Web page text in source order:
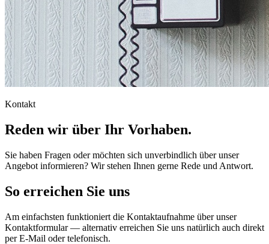
Kontakt
Reden wir über Ihr Vorhaben.
Sie haben Fragen oder möchten sich unverbindlich über unser
Angebot informieren? Wir stehen Ihnen gerne Rede und Antwort.
So erreichen Sie uns
Am einfachsten funktioniert die Kontaktaufnahme über unser
Kontaktformular — alternativ erreichen Sie uns natürlich auch direkt
per E-Mail oder telefonisch.